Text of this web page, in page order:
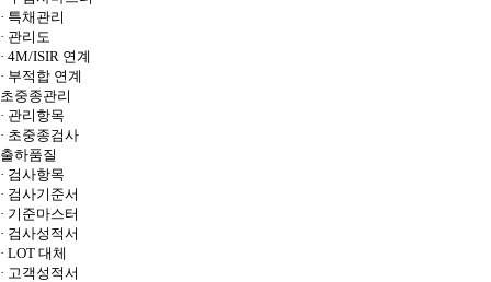
· 특채관리
· 관리도
· 4M/ISIR 연계
· 부적합 연계
초중종관리
· 관리항목
· 초중종검사
출하품질
· 검사항목
· 검사기준서
· 기준마스터
· 검사성적서
· LOT 대체
· 고객성적서